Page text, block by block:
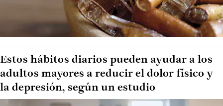
Estos hábitos diarios pueden ayudar a los
adultos mayores a reducir el dolor físico y
la depresión, según un estudio